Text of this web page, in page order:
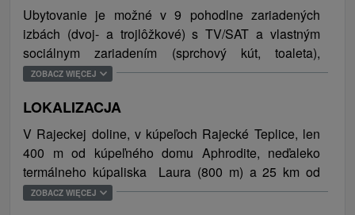
miest). Výhodné ceny ubytovania pre menšie firemné
akcie alebo rodinné oslavy (do 20 ľudí).
Rajecká dolina obkolesená horami priam láka v
letných mesiacoch na cykloturistiku a ponúka
návštevníkom široké spektrum aktivít. Zaujímavý je
náučný chodník Rajecké Teplice-Porúbka a miestom
na aktívny oddych a relax sú aj kúpaliská Laura v
Rajeckých Tepliciach a Veronika v neďalekom Rajci.
V zimnej sezóne blízkosť kvalitných lyžiarskych
stredísk (Vrátna dolina, Javorinka Čičmany, Rajecká
Ubytovanie je možné v 9 pohodlne zariadených
izbách (dvoj- a trojlôžkové) s TV/SAT a vlastným
sociálnym zariadením (sprchový kút, toaleta),
niektoré izby majú balkón. Celková kapacita
ZOBACZ WIĘCEJ
LOKALIZACJA
V Rajeckej doline, v kúpeľoch Rajecké Teplice, len
400 m od kúpeľného domu Aphrodite, neďaleko
termálneho kúpaliska Laura (800 m) a 25 km od
lyžiarskeho strediska Javorinka Čičmany.
ZOBACZ WIĘCEJ